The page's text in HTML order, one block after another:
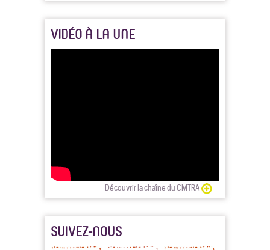
VIDÉO À LA UNE
Découvrir la chaîne du CMTRA
SUIVEZ-NOUS